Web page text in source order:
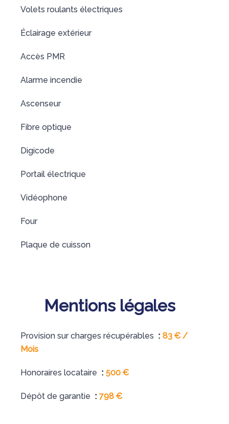
Volets roulants électriques
Éclairage extérieur
Accès PMR
Alarme incendie
Ascenseur
Fibre optique
Digicode
Portail électrique
Vidéophone
Four
Plaque de cuisson
Mentions légales
Provision sur charges récupérables
83 € /
Mois
Honoraires locataire 500 €
Dépôt de garantie 798 €